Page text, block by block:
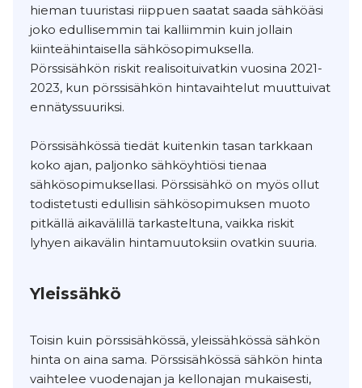
hieman tuuristasi riippuen saatat saada sähköäsi
joko edullisemmin tai kalliimmin kuin jollain
kiinteähintaisella sähkösopimuksella.
Pörssisähkön riskit realisoituivatkin vuosina 2021-
2023, kun pörssisähkön hintavaihtelut muuttuivat
ennätyssuuriksi.
Pörssisähkössä tiedät kuitenkin tasan tarkkaan
koko ajan, paljonko sähköyhtiösi tienaa
sähkösopimuksellasi. Pörssisähkö on myös ollut
todistetusti edullisin sähkösopimuksen muoto
pitkällä aikavälillä tarkasteltuna, vaikka riskit
lyhyen aikavälin hintamuutoksiin ovatkin suuria.
Yleissähkö
Toisin kuin pörssisähkössä, yleissähkössä sähkön
hinta on aina sama. Pörssisähkössä sähkön hinta
vaihtelee vuodenajan ja kellonajan mukaisesti,